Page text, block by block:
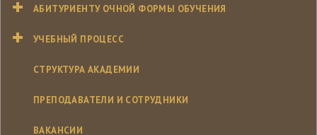
АБИТУРИЕНТУ ОЧНОЙ ФОРМЫ ОБУЧЕНИЯ
УЧЕБНЫЙ ПРОЦЕСС
СТРУКТУРА АКАДЕМИИ
ПРЕПОДАВАТЕЛИ И СОТРУДНИКИ
ВАКАНСИИ